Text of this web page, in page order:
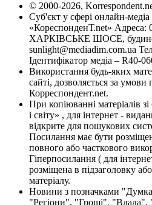
© 2000-2026,
Суб'єкт у сфері онлайн-
«КореспонденТ.net» Адреса:
ХАРКІВСЬКЕ ШОСЕ,
sunlight@mediadim.com.ua
Ідентифікатор медіа – R40-
Використання будь-яких
сайті, дозволяється за
Корреспондент.net.
При копіюванні матеріалів
і світу» , для інтернет -
відкрите для пошукових
Посилання має бути
повного або часткового
Гіперпосилання ( для
розміщена в підзаголовку
матеріалу.
Новини з позначками
"Регіони", "Гроші",